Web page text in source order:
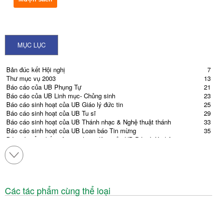
MỤC LỤC
Bản đúc kết Hội nghị
7
Thư mục vụ 2003
13
Báo cáo của UB Phụng Tự
21
Báo cáo của UB Linh mục- Chủng sinh
23
Báo cáo sinh hoạt của UB Giáo lý đức tin
25
Báo cáo sinh hoạt của UB Tu sĩ
29
Báo cáo sinh hoạt của UB Thánh nhạc & Nghệ thuật thánh
33
Báo cáo sinh hoạt của UB Loan báo Tin mừng
35
Báo cáo tổng kết một năm hoạt động của UB Bác ái Xã hội
Tường trình của UB Văn hóa
Báo cáo tổng kết cảu UB Giáo dân
Báo cáo của Hội thừa sai Việt Nam
VPTK báo cáo tổng kết tình hình 25 GP
Các tác phẩm cùng thể loại